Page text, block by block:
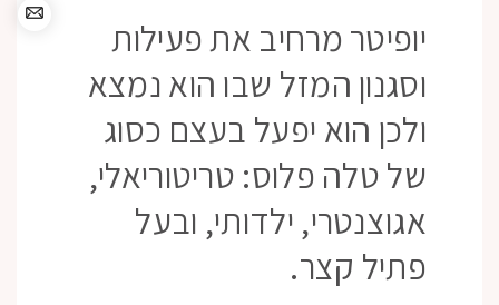
יופיטר מרחיב את פעילות
וסגנון המזל שבו הוא נמצא
ולכן הוא יפעל בעצם כסוג
של טלה פלוס: טריטוריאלי,
אגוצנטרי, ילדותי, ובעל
פתיל קצר.